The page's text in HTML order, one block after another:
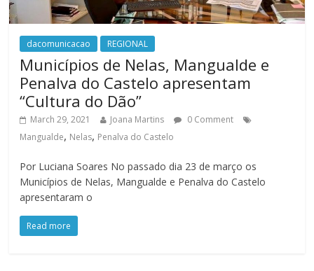
dacomunicacao REGIONAL
Municípios de Nelas, Mangualde e
Penalva do Castelo apresentam
“Cultura do Dão”
March 29, 2021 Joana Martins
0 Comment
Mangualde, Nelas, Penalva do Castelo
Por Luciana Soares No passado dia 23 de março os
Municípios de Nelas, Mangualde e Penalva do Castelo
apresentaram o
Read more